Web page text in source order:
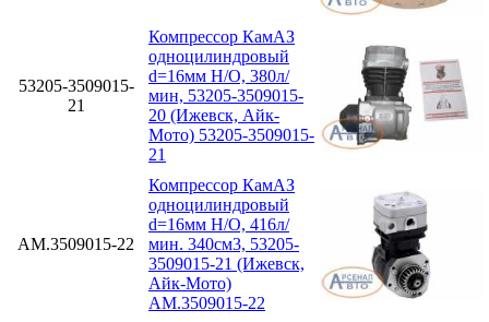
53205-3509015-
21
Компрессор КамАЗ
одноцилиндровый
d=16мм Н/О, 380л/
мин, 53205-3509015-
20 (Ижевск, Айк-
Мото) 53205-3509015-
21
АМ.3509015-22
Компрессор КамАЗ
одноцилиндровый
d=16мм Н/О, 416л/
мин. 340см3, 53205-
3509015-21 (Ижевск,
Айк-Мото)
АМ.3509015-22